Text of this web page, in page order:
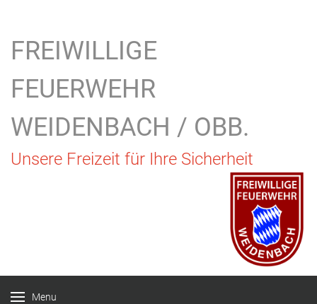
FREIWILLIGE
FEUERWEHR
WEIDENBACH / OBB.
Unsere Freizeit für Ihre Sicherheit
Menu